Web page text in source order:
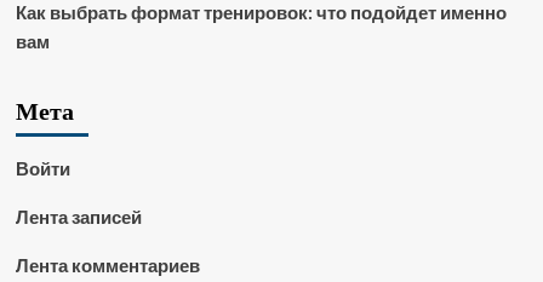
Как выбрать формат тренировок: что подойдет именно
вам
Мета
Войти
Лента записей
Лента комментариев